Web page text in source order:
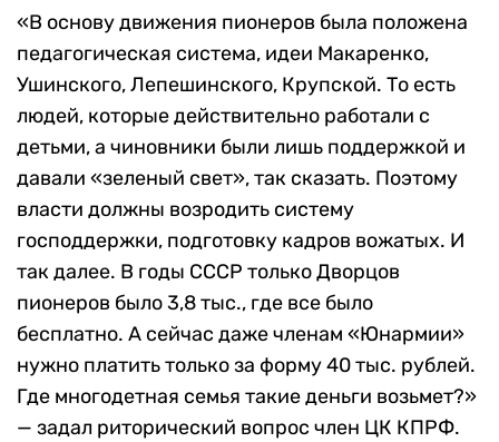
«В основу движения пионеров была положена
педагогическая система, идеи Макаренко,
Ушинского, Лепешинского, Крупской. То есть
людей, которые действительно работали с
детьми, а чиновники были лишь поддержкой и
давали «зеленый свет», так сказать. Поэтому
власти должны возродить систему
господдержки, подготовку кадров вожатых. И
так далее. В годы СССР только Дворцов
пионеров было 3,8 тыс., где все было
бесплатно. А сейчас даже членам «Юнармии»
нужно платить только за форму 40 тыс. рублей.
Где многодетная семья такие деньги возьмет?»
— задал риторический вопрос член ЦК КПРФ.